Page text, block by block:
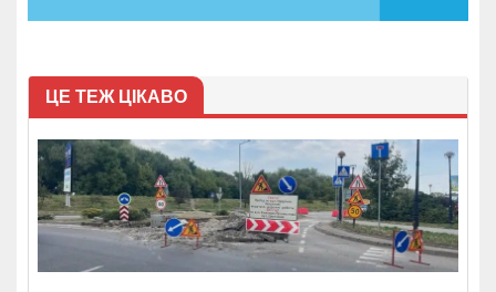
ЦЕ ТЕЖ ЦІКАВО